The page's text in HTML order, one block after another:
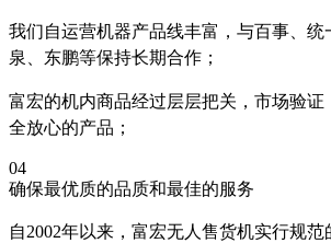
我们自运营机器产品线丰富，与百事、统
泉、东鹏等保持长期合作；
富宏的机内商品经过层层把关，市场验证
全放心的产品；
04
确保最优质的品质和最佳的服务
自2002年以来，富宏无人售货机实行规